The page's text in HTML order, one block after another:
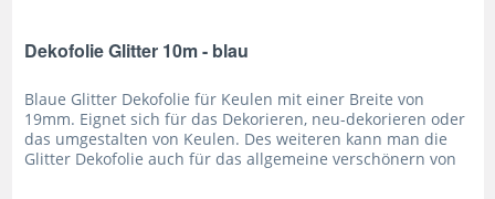
Dekofolie Glitter 10m - blau
Blaue Glitter Dekofolie für Keulen mit einer Breite von
19mm. Eignet sich für das Dekorieren, neu-dekorieren oder
das umgestalten von Keulen. Des weiteren kann man die
Glitter Dekofolie auch für das allgemeine verschönern von